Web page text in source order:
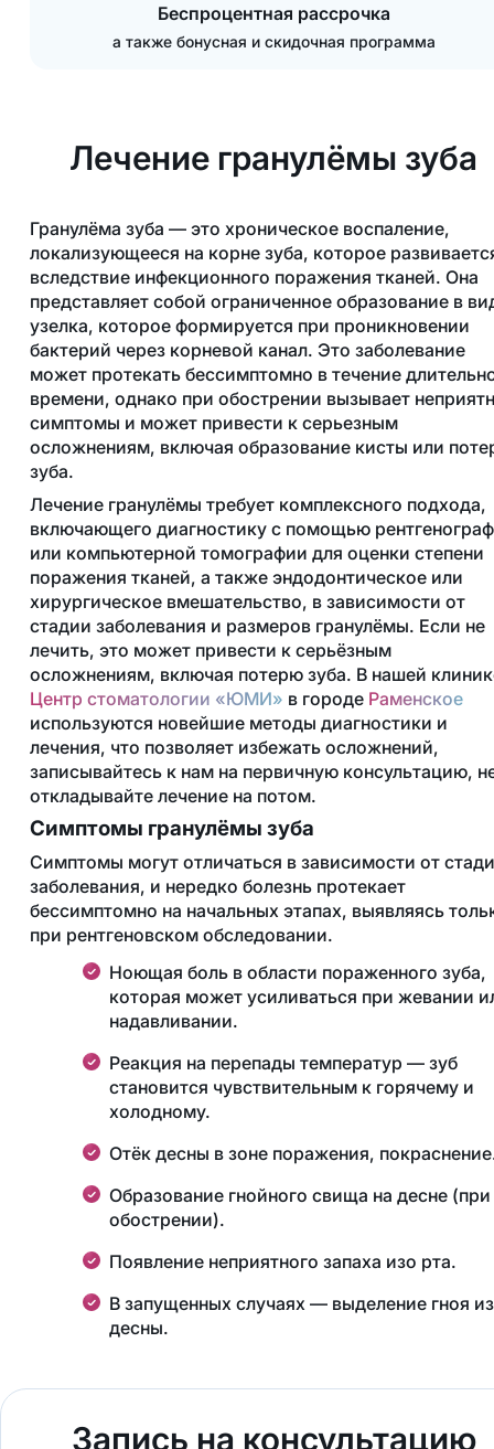
Беспроцентная рассрочка
а также бонусная и скидочная программа
Лечение гранулёмы зуба
Гранулёма зуба — это хроническое воспаление,
локализующееся на корне зуба, которое
вследствие инфекционного поражения тканей. Она
представляет собой ограниченное образование в
узелка, которое формируется при проникновении
бактерий через корневой канал. Это заболевание
может протекать бессимптомно в течение
времени, однако при обострении вызывает
симптомы и может привести к серьезным
осложнениям, включая образование кисты или
зуба.
Лечение гранулёмы требует комплексного подхода,
включающего диагностику с помощью
или компьютерной томографии для оценки степени
поражения тканей, а также эндодонтическое или
хирургическое вмешательство, в зависимости от
стадии заболевания и размеров гранулёмы. Если не
лечить, это может привести к серьёзным
осложнениям, включая потерю зуба. В нашей
Центр стоматологии «ЮМИ» в городе Раменское
используются новейшие методы диагностики и
лечения, что позволяет избежать осложнений,
записывайтесь к нам на первичную консультацию,
откладывайте лечение на потом.
Симптомы гранулёмы зуба
Симптомы могут отличаться в зависимости от
заболевания, и нередко болезнь протекает
бессимптомно на начальных этапах, выявляясь
при рентгеновском обследовании.
Ноющая боль в области пораженного зуба,
которая может усиливаться при жевании
надавливании.
Реакция на перепады температур — зуб
становится чувствительным к горячему и
холодному.
Отёк десны в зоне поражения,
Образование гнойного свища на десне (при
обострении).
Появление неприятного запаха изо рта.
В запущенных случаях — выделение гноя из
десны​.
Запись на консультацию